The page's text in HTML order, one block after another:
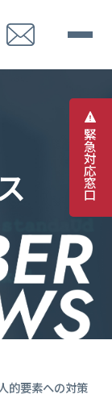
緊
急
対
応
窓
口
的要素への対策